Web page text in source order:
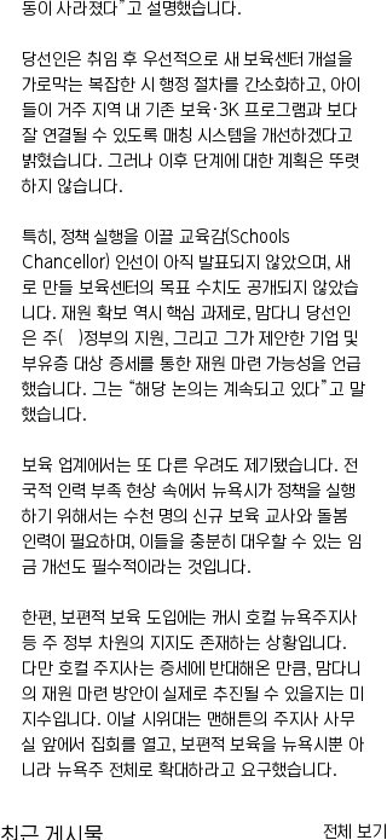
동이 사라졌다”고 설명했습니다.
당선인은 취임 후 우선적으로 새 보육센터 개설을
가로막는 복잡한 시 행정 절차를 간소화하고, 아이
들이 거주 지역 내 기존 보육·3K 프로그램과 보다
잘 연결될 수 있도록 매칭 시스템을 개선하겠다고
밝혔습니다. 그러나 이후 단계에 대한 계획은 뚜렷
하지 않습니다.
특히, 정책 실행을 이끌 교육감(Schools
Chancellor) 인선이 아직 발표되지 않았으며, 새
로 만들 보육센터의 목표 수치도 공개되지 않았습
니다. 재원 확보 역시 핵심 과제로, 맘다니 당선인
은 주(州)정부의 지원, 그리고 그가 제안한 기업 및
부유층 대상 증세를 통한 재원 마련 가능성을 언급
했습니다. 그는 “해당 논의는 계속되고 있다”고 말
했습니다.
보육 업계에서는 또 다른 우려도 제기됐습니다. 전
국적 인력 부족 현상 속에서 뉴욕시가 정책을 실행
하기 위해서는 수천 명의 신규 보육 교사와 돌봄
인력이 필요하며, 이들을 충분히 대우할 수 있는 임
금 개선도 필수적이라는 것입니다.
한편, 보편적 보육 도입에는 캐시 호컬 뉴욕주지사
등 주 정부 차원의 지지도 존재하는 상황입니다.
다만 호컬 주지사는 증세에 반대해온 만큼, 맘다니
의 재원 마련 방안이 실제로 추진될 수 있을지는 미
지수입니다. 이날 시위대는 맨해튼의 주지사 사무
실 앞에서 집회를 열고, 보편적 보육을 뉴욕시뿐 아
니라 뉴욕주 전체로 확대하라고 요구했습니다.
최근 게시물 전체 보기